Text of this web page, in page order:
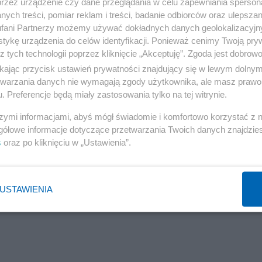
niemieccy sąsiedzi produkują takie. To prawie jakby
treści, pomiar reklam i treści, badanie odbiorców oraz
Partnerzy możemy używać dokładnych danych
urządzenia do celów identyfikacji. Ponieważ cenimy Twoją
tych technologii poprzez kliknięcie „Akceptuję”. Zgoda jest
przycisk ustawień prywatności znajdujący się w lewym
danych nie wymagają zgody użytkownika, ale masz
Preferencje będą miały zastosowania tylko na tej witrynie.
informacjami, abyś mógł świadomie i komfortowo korzystać z
informacje dotyczące przetwarzania Twoich danych
oraz po kliknięciu w „Ustawienia”.
USTAWIENIA